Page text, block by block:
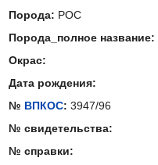
Порода: РОС
Порода_полное название:
Окрас:
Дата рождения:
№ ВПКОС: 3947/96
№ свидетельства:
№ справки: